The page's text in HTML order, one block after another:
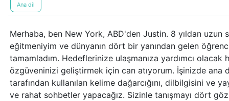
Ana dil
Merhaba, ben New York, ABD'den Justin. 8 yıldan
eğitmeniyim ve dünyanın dört bir yanından gelen
tamamladım. Hedeflerinize ulaşmanıza yardımcı
özgüveninizi geliştirmek için can atıyorum. İşinizde ana
tarafından kullanılan kelime dağarcığını, dilbilgisini ve
ve rahat sohbetler yapacağız. Sizinle tanışmayı dört